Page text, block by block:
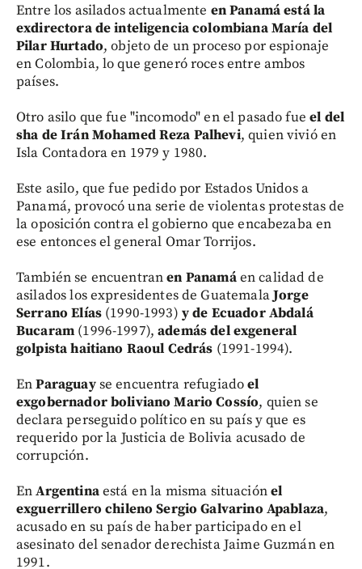
Entre los asilados actualmente en Panamá está la
exdirectora de inteligencia colombiana María del
Pilar Hurtado, objeto de un proceso por espionaje
en Colombia, lo que generó roces entre ambos
países.
Otro asilo que fue "incomodo" en el pasado fue el del
sha de Irán Mohamed Reza Palhevi, quien vivió en
Isla Contadora en 1979 y 1980.
Este asilo, que fue pedido por Estados Unidos a
Panamá, provocó una serie de violentas protestas de
la oposición contra el gobierno que encabezaba en
ese entonces el general Omar Torrijos.
También se encuentranen Panamáen calidad de
asilados los expresidentes de GuatemalaJorge
Serrano Elías(1990-1993) y de Ecuador Abdalá
Bucaram (1996-1997),además del exgeneral
golpista haitiano Raoul Cedrás (1991-1994).
EnParaguayse encuentra refugiadoel
exgobernador boliviano Mario Cossío, quien se
declara perseguido político en su país y que es
requerido por la Justicia de Bolivia acusado de
corrupción.
EnArgentinaestá en la misma situaciónel
exguerrillero chileno Sergio Galvarino Apablaza,
acusado en su país de haber participado en el
asesinato del senador derechista Jaime Guzmán en
1991.